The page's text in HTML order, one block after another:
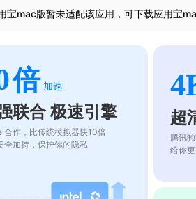
宝mac版暂未适配该应用，可下载应用宝
倍 加速
联合 极速引擎
合作，比传统模拟器快10倍
全加持，保护你的隐私
超
腾讯
给你